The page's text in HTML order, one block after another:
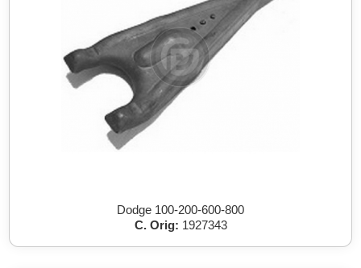
Dodge 100-200-600-800
C. Orig: 1927343